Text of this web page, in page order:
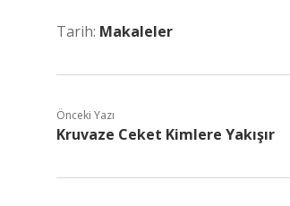
Tarih: Makaleler
Önceki Yazı
Kruvaze Ceket Kimlere Yakışır